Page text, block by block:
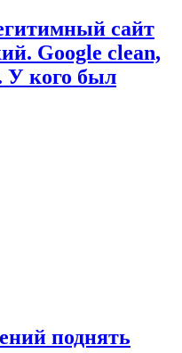
сайт
Google clean,
У кого был
поднять